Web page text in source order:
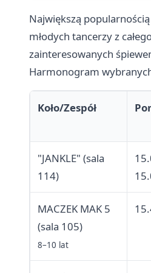
Największą
młodych tancerzy z
zainteresowanych
Harmonogram
Koło/Zespół
"JANKLE" (sala
114)
MACZEK MAK 5
(sala 105)
8–10 lat